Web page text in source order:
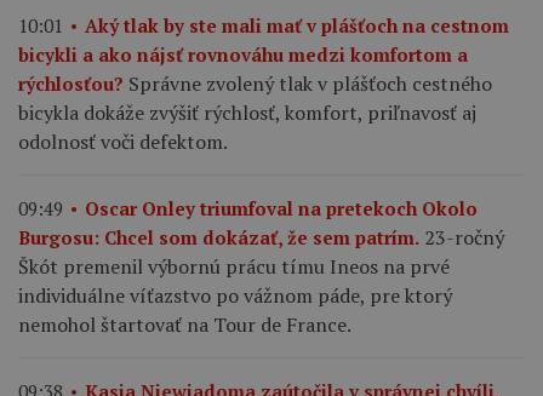
10:01
Aký tlak by ste mali mať v plášťoch na cestnom
bicykli a ako nájsť rovnováhu medzi komfortom a
rýchlosťou? Správne zvolený tlak v plášťoch cestného
bicykla dokáže zvýšiť rýchlosť, komfort, priľnavosť aj
odolnosť voči defektom.
09:49
Oscar Onley triumfoval na pretekoch Okolo
Burgosu: Chcel som dokázať, že sem patrím. 23-ročný
Škót premenil výbornú prácu tímu Ineos na prvé
individuálne víťazstvo po vážnom páde, pre ktorý
nemohol štartovať na Tour de France.
09:38
Kasia Niewiadoma zaútočila v správnej chvíli,